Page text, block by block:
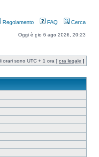
Regolamento FAQ Cerca
Oggi è gio 6 ago 2026, 20:23
orari sono UTC + 1 ora [ ora legale ]